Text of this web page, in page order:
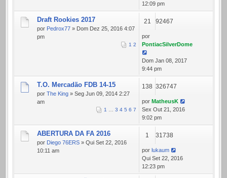
12:09 pm
Draft Rookies 2017
por Pedrox77 » Dom Dez 25, 2016 4:07
pm
1 2
21 92467
por
PontiacSilverDome
Dom Jan 08, 2017
9:44 pm
T.O. Mercadão FDB 14-15
por The King » Seg Jun 09, 2014 2:27
am
1 … 3 4 5 6 7
138 326747
por MatheusK
Sex Out 21, 2016
9:02 pm
ABERTURA DA FA 2016
por Diego 76ERS » Qui Set 22, 2016
10:11 am
1 31738
por lukaum
Qui Set 22, 2016
12:23 pm